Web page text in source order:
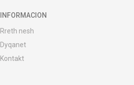
INFORMACION
Rreth nesh
Dyqanet
Kontakt